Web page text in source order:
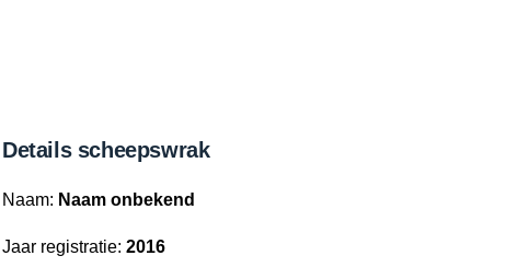
Details scheepswrak
Naam: Naam onbekend
Jaar registratie: 2016